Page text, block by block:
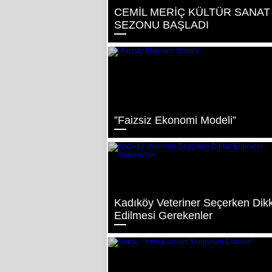
CEMİL MERİÇ KÜLTÜR SANAT
SEZONU BAŞLADI
”Faizsiz Ekonomi Modeli”
Kadıköy Veteriner Seçerken
Edilmesi Gerekenler